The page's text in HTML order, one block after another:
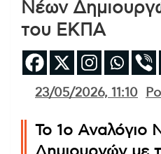
Νέων
του ΕΚΠΑ
23/05/2026, 11:10
Το 1ο Αναλόγιο